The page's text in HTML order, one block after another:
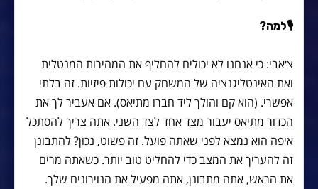
🎙למה?
צ׳אבי: כי אנחנו לא יכולים להחליף את המהירות המנטלית
ואת האינטליגנציה של המשחק עם יכולות פיזיות. זה בלתי
אפשרי. (הוא קם והולך ליד חברו מתיאס). אם אעביר לך את
הכדור מתיאס יעבור מצד אחד לצד השני. אתה צריך להסתכל
איפה הוא נמצא לפני שאתה פועל. זה פשוט, נכון? להתבונן
זה להעריך את המצב כדי להחליט טוב יותר. כשאתה מרים
את הראש, אתה מתבונן, אתה מפעיל את הנוירונים שלך.